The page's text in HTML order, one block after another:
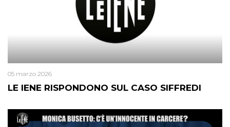
LE IENE RISPONDONO SUL CASO SIFFREDI
05 marzo 2026